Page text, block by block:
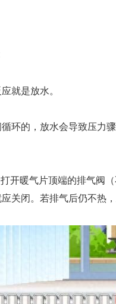
就是放水。
环的，放水会导致压力
开暖气片顶端的排气阀
关闭。若排气后仍不热